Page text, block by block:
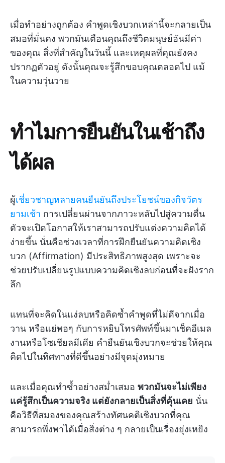
เมื่อทำอย่างถูกต้อง คำพูดเชิงบวกเหล่านี้จะกลายเป็น
สมอที่มั่นคง พวกมันเตือนคุณถึงชีวิตมนุษย์อันมีค่า
ของคุณ สิ่งที่สำคัญในวันนี้ และเหตุผลที่คุณยังคง
ปรากฏตัวอยู่ ดังนั้นคุณจะรู้สึกขอบคุณตลอดไป แม้
ในความวุ่นวาย
ทำไมการยืนยันในเช้าถึง
ได้ผล
ผู้เชี่ยวชาญหลายคนยืนยันถึงประโยชน์ของกิจวัตร
ยามเช้า การเปลี่ยนผ่านจากภาวะหลับไปสู่ความตื่น
ตัวจะเปิดโอกาสให้เราสามารถปรับแต่งความคิดได้
ง่ายขึ้น นั่นคือช่วงเวลาที่การฝึกยืนยันความคิดเชิง
บวก (Affirmation) มีประสิทธิภาพสูงสุด เพราะจะ
ช่วยปรับเปลี่ยนรูปแบบความคิดเชิงลบก่อนที่จะฝังราก
ลึก
แทนที่จะคิดในแง่ลบหรือคิดซ้ำคำพูดที่ไม่ดีจากเมื่อ
วาน หรือแย่พอๆ กับการหยิบโทรศัพท์ขึ้นมาเช็คอีเมล
งานหรือโซเชียลมีเดีย คำยืนยันเชิงบวกจะช่วยให้คุณ
คิดไปในทิศทางที่ดีขึ้นอย่างมีจุดมุ่งหมาย
และเมื่อคุณทำซ้ำอย่างสม่ำเสมอ พวกมันจะไม่เพียง
แค่รู้สึกเป็นความจริง แต่ยังกลายเป็นสิ่งที่คุ้นเคย นั่น
คือวิธีที่สมองของคุณสร้างทัศนคติเชิงบวกที่คุณ
สามารถพึ่งพาได้เมื่อสิ่งต่าง ๆ กลายเป็นเรื่องยุ่งเหยิง